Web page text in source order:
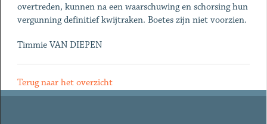
overtreden, kunnen na een waarschuwing en schorsing hun
vergunning definitief kwijtraken. Boetes zijn niet voorzien.
Timmie VAN DIEPEN
Terug naar het overzicht